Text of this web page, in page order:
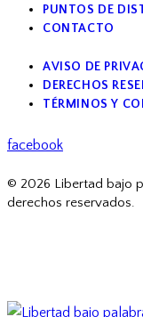
PUNTOS DE
CONTACTO
AVISO DE
DERECHOS
TÉRMINOS Y
facebook
© 2026 Libertad bajo
derechos reservados.